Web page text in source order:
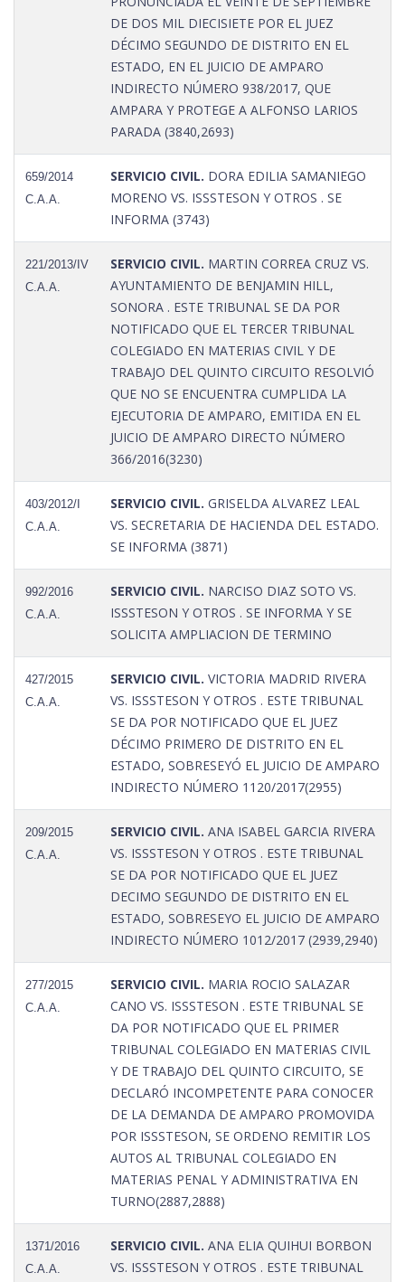
DE DOS MIL DIECISIETE POR EL JUEZ
DÉCIMO SEGUNDO DE DISTRITO EN EL
ESTADO, EN EL JUICIO DE AMPARO
INDIRECTO NÚMERO 938/2017, QUE
AMPARA Y PROTEGE A ALFONSO LARIOS
PARADA (3840,2693)
659/2014
C.A.A.
SERVICIO CIVIL. DORA EDILIA SAMANIEGO
MORENO VS. ISSSTESON Y OTROS . SE
INFORMA (3743)
221/2013/IV
C.A.A.
SERVICIO CIVIL. MARTIN CORREA CRUZ VS.
AYUNTAMIENTO DE BENJAMIN HILL,
SONORA . ESTE TRIBUNAL SE DA POR
NOTIFICADO QUE EL TERCER TRIBUNAL
COLEGIADO EN MATERIAS CIVIL Y DE
TRABAJO DEL QUINTO CIRCUITO RESOLVIÓ
QUE NO SE ENCUENTRA CUMPLIDA LA
EJECUTORIA DE AMPARO, EMITIDA EN EL
JUICIO DE AMPARO DIRECTO NÚMERO
366/2016(3230)
403/2012/I
C.A.A.
SERVICIO CIVIL. GRISELDA ALVAREZ LEAL
VS. SECRETARIA DE HACIENDA DEL ESTADO.
SE INFORMA (3871)
992/2016
C.A.A.
SERVICIO CIVIL. NARCISO DIAZ SOTO VS.
ISSSTESON Y OTROS . SE INFORMA Y SE
SOLICITA AMPLIACION DE TERMINO
427/2015
C.A.A.
SERVICIO CIVIL. VICTORIA MADRID RIVERA
VS. ISSSTESON Y OTROS . ESTE TRIBUNAL
SE DA POR NOTIFICADO QUE EL JUEZ
DÉCIMO PRIMERO DE DISTRITO EN EL
ESTADO, SOBRESEYÓ EL JUICIO DE AMPARO
INDIRECTO NÚMERO 1120/2017(2955)
209/2015
C.A.A.
SERVICIO CIVIL. ANA ISABEL GARCIA RIVERA
VS. ISSSTESON Y OTROS . ESTE TRIBUNAL
SE DA POR NOTIFICADO QUE EL JUEZ
DECIMO SEGUNDO DE DISTRITO EN EL
ESTADO, SOBRESEYO EL JUICIO DE AMPARO
INDIRECTO NÚMERO 1012/2017 (2939,2940)
277/2015
C.A.A.
SERVICIO CIVIL. MARIA ROCIO SALAZAR
CANO VS. ISSSTESON . ESTE TRIBUNAL SE
DA POR NOTIFICADO QUE EL PRIMER
TRIBUNAL COLEGIADO EN MATERIAS CIVIL
Y DE TRABAJO DEL QUINTO CIRCUITO, SE
DECLARÓ INCOMPETENTE PARA CONOCER
DE LA DEMANDA DE AMPARO PROMOVIDA
POR ISSSTESON, SE ORDENO REMITIR LOS
AUTOS AL TRIBUNAL COLEGIADO EN
MATERIAS PENAL Y ADMINISTRATIVA EN
TURNO(2887,2888)
1371/2016
C.A.A.
SERVICIO CIVIL. ANA ELIA QUIHUI BORBON
VS. ISSSTESON Y OTROS . ESTE TRIBUNAL